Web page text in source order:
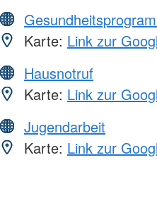
Karte: Link zur
Hausnotruf
Karte: Link zur
Jugendarbeit
Karte: Link zur